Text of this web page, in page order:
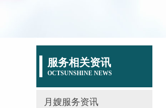
服务相关资讯
OCTSUNSHINE NEWS
月嫂服务资讯